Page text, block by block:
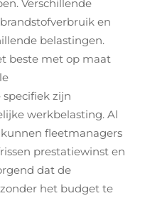
Verschillende
en
belastingen.
beste met op maat
zijn
werkbelasting. Al
fleetmanagers
prestatiewinst en
dat de
het budget te